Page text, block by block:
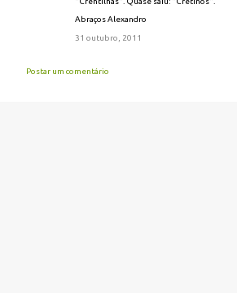
Abraços Alexandro
31 outubro, 2011
Postar um comentário